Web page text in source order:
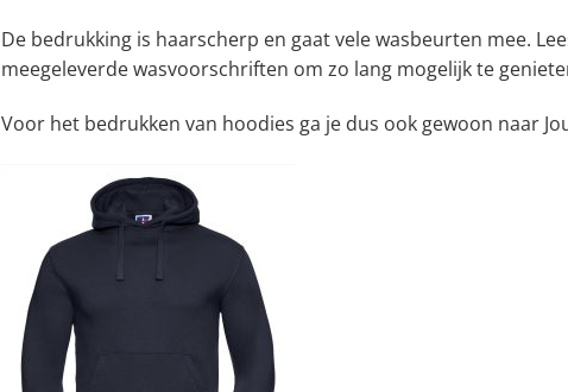
De bedrukking is haarscherp en gaat vele wasbeurten mee.
meegeleverde wasvoorschriften om zo lang mogelijk te
Voor het bedrukken van hoodies ga je dus ook gewoon naar